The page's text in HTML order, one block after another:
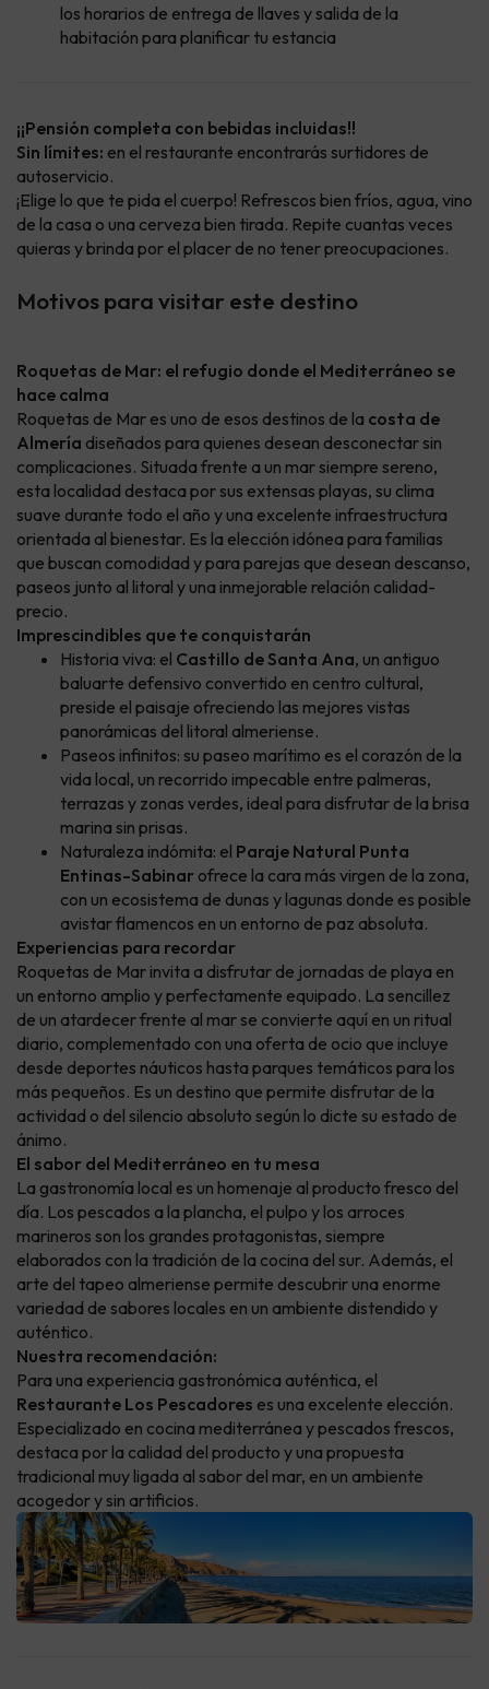
los horarios de entrega de llaves y salida de la
habitación para planificar tu estancia
¡¡Pensión completa con bebidas incluidas!!
Sin límites: en el restaurante encontrarás surtidores de
autoservicio.
¡Elige lo que te pida el cuerpo! Refrescos bien fríos, agua, vino
de la casa o una cerveza bien tirada. Repite cuantas veces
quieras y brinda por el placer de no tener preocupaciones.
Motivos para visitar este destino
Roquetas de Mar: el refugio donde el Mediterráneo se
hace calma
Roquetas de Mar es uno de esos destinos de la costa de
Almería diseñados para quienes desean desconectar sin
complicaciones. Situada frente a un mar siempre sereno,
esta localidad destaca por sus extensas playas, su clima
suave durante todo el año y una excelente infraestructura
orientada al bienestar. Es la elección idónea para familias
que buscan comodidad y para parejas que desean descanso,
paseos junto al litoral y una inmejorable relación calidad-
precio.
Imprescindibles que te conquistarán
Historia viva: el Castillo de Santa Ana, un antiguo
baluarte defensivo convertido en centro cultural,
preside el paisaje ofreciendo las mejores vistas
panorámicas del litoral almeriense.
Paseos infinitos: su paseo marítimo es el corazón de la
vida local, un recorrido impecable entre palmeras,
terrazas y zonas verdes, ideal para disfrutar de la brisa
marina sin prisas.
Naturaleza indómita: el Paraje Natural Punta
Entinas-Sabinar ofrece la cara más virgen de la zona,
con un ecosistema de dunas y lagunas donde es posible
avistar flamencos en un entorno de paz absoluta.
Experiencias para recordar
Roquetas de Mar invita a disfrutar de jornadas de playa en
un entorno amplio y perfectamente equipado. La sencillez
de un atardecer frente al mar se convierte aquí en un ritual
diario, complementado con una oferta de ocio que incluye
desde deportes náuticos hasta parques temáticos para los
más pequeños. Es un destino que permite disfrutar de la
actividad o del silencio absoluto según lo dicte su estado de
ánimo.
El sabor del Mediterráneo en tu mesa
La gastronomía local es un homenaje al producto fresco del
día. Los pescados a la plancha, el pulpo y los arroces
marineros son los grandes protagonistas, siempre
elaborados con la tradición de la cocina del sur. Además, el
arte del tapeo almeriense permite descubrir una enorme
variedad de sabores locales en un ambiente distendido y
auténtico.
Nuestra recomendación:
Para una experiencia gastronómica auténtica, el
Restaurante Los Pescadores es una excelente elección.
Especializado en cocina mediterránea y pescados frescos,
destaca por la calidad del producto y una propuesta
tradicional muy ligada al sabor del mar, en un ambiente
acogedor y sin artificios.